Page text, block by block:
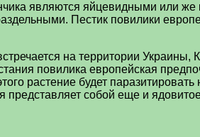
являются яйцевидными или
Пестик повилики
на территории Украины,
повилика европейская
растение будет паразитировать
представляет собой еще и